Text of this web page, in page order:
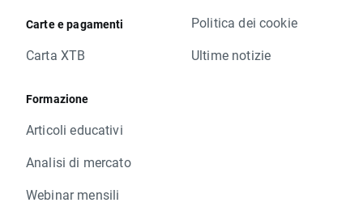
Carte e pagamenti
Carta XTB
Formazione
Articoli educativi
Analisi di mercato
Webinar mensili
Politica dei cookie
Ultime notizie